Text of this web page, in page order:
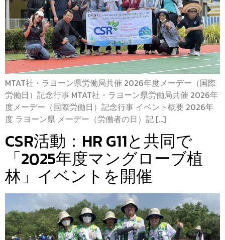
MTAT社・ラヨーン県労働局共催 2026年度メーデー（国際
労働日）記念行事 MTAT社・ラヨーン県労働局共催 2026年
度メーデー（国際労働日）記念行事 イベント概要 2026年
度 ラヨーン県 メーデー（労働者の日）記 […]
CSR活動：HR G11と共同で
「2025年度マングローブ植
林」イベントを開催